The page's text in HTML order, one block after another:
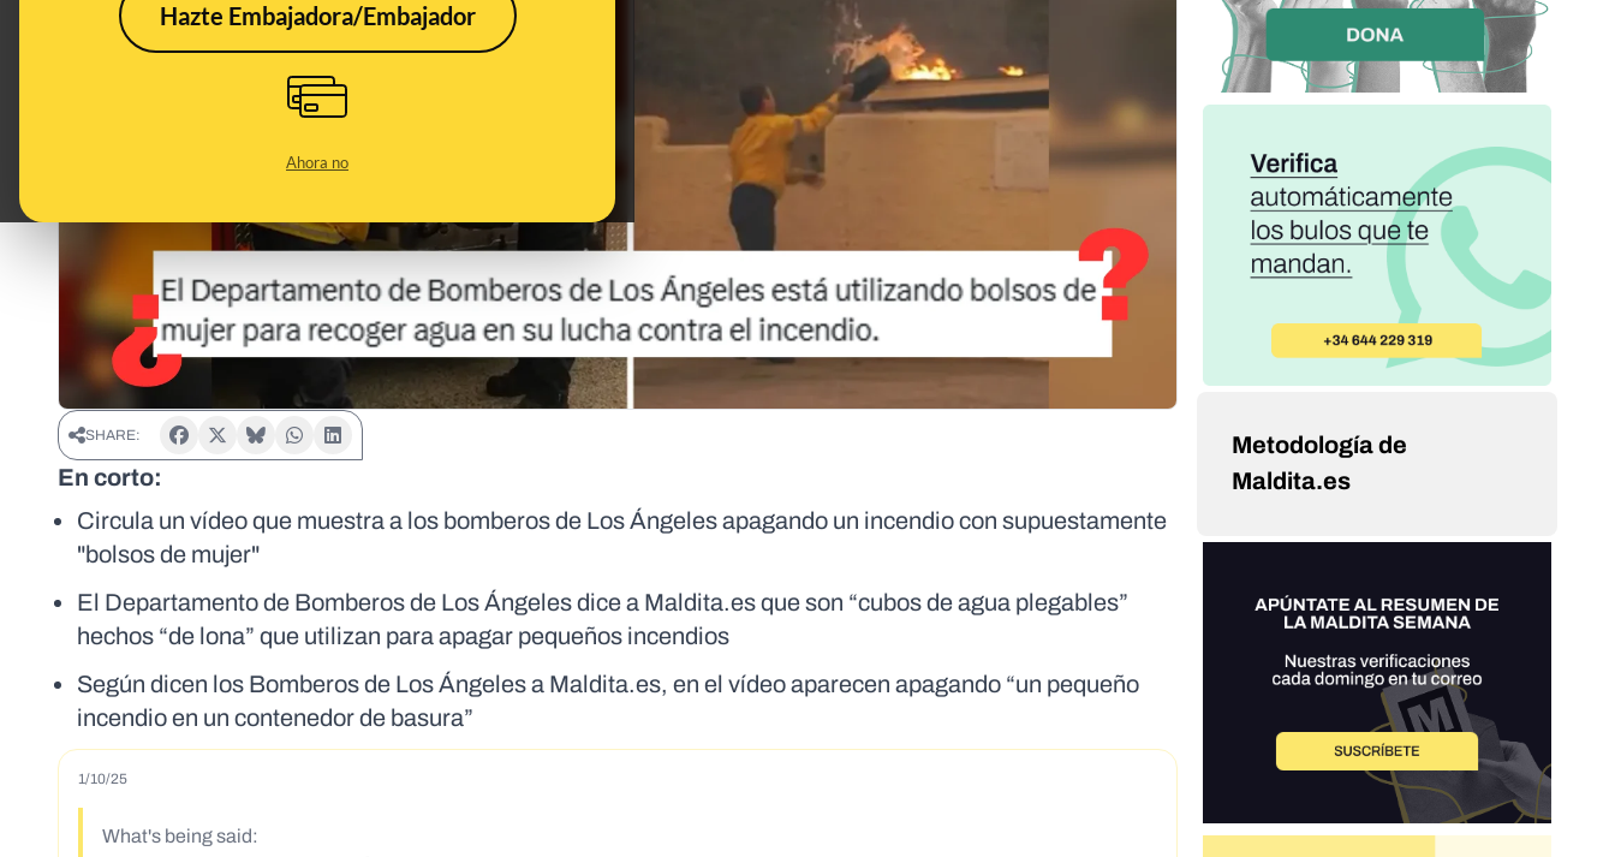
Hazte Embajadora/Embajador
Ahora no
SHARE:
En corto:
Circula un vídeo que muestra a los bomberos de Los Ángeles apagando un incendio con supuestamente
"bolsos de mujer"
El Departamento de Bomberos de Los Ángeles dice a Maldita.es que son “cubos de agua plegables”
hechos “de lona” que utilizan para apagar pequeños incendios
Según dicen los Bomberos de Los Ángeles a Maldita.es, en el vídeo aparecen apagando “un pequeño
incendio en un contenedor de basura”
1/10/25
What's being said:
Metodología de
Maldita.es